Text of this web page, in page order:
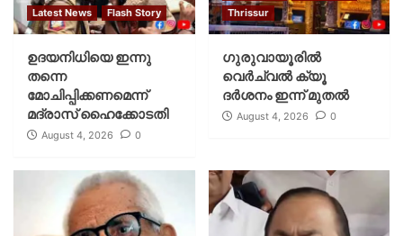
Latest News Flash Story
ഉദയനിധിയെ ഇന്നു
തന്നെ
മോചിപ്പിക്കണമെന്ന്
മദ്രാസ് ഹൈക്കോടതി
August 4, 2026 0
Thrissur
ഗുരുവായൂരില്‍
വെര്‍ച്വല്‍ ക്യൂ
ദര്‍ശനം ഇന്ന് മുതല്‍
August 4, 2026 0